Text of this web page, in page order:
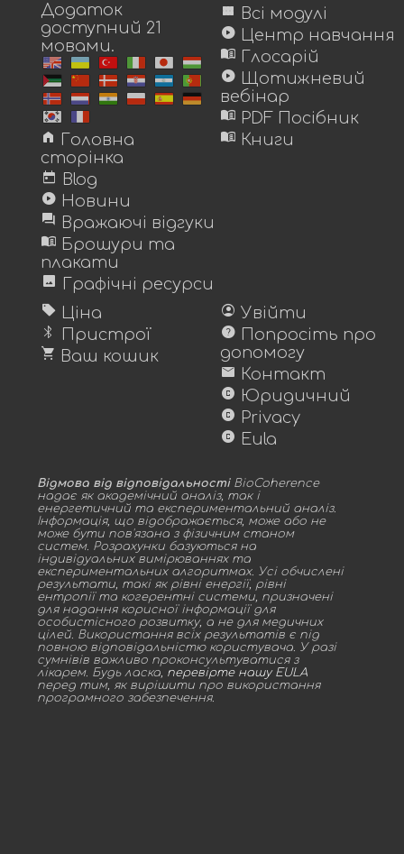
Додаток
доступний 21
мовами.
home
Головна
сторінка
today Blog
play_circle Новини
forum Вражаючі відгуки
menu_book Брошури та
плакати
image Графічні ресурси
view_module Всі модулі
play_circle Центр навчання
menu_book Глосарій
play_circle Щотижневий
вебінар
menu_book PDF Посібник
menu_book Книги
sell Ціна
bluetooth Пристрої
shopping_cart Ваш кошик
account_circle Увійти
help Попросіть про
допомогу
mail Контакт
copyright Юридичний
copyright Privacy
copyright Eula
Відмова від відповідальностіBioCoherence
надає як академічний аналіз, так і
енергетичний та експериментальний аналіз.
Інформація, що відображається, може або не
може бути пов'язана з фізичним станом
систем. Розрахунки базуються на
індивідуальних вимірюваннях та
експериментальних алгоритмах. Усі обчислені
результати, такі як рівні енергії, рівні
ентропії та когерентні системи, призначені
для надання корисної інформації для
особистісного розвитку, а не для медичних
цілей. Використання всіх результатів є під
повною відповідальністю користувача. У разі
сумнівів важливо проконсультуватися з
лікарем. Будь ласка, перевірте нашу EULA
перед тим, як вирішити про використання
програмного забезпечення.